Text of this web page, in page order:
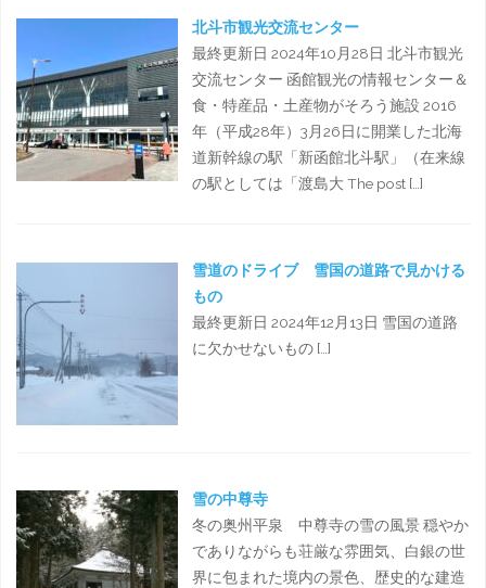
北斗市観光交流センター
最終更新日 2024年10月28日 北斗市観光
交流センター 函館観光の情報センター＆
食・特産品・土産物がそろう施設 2016
年（平成28年）3月26日に開業した北海
道新幹線の駅「新函館北斗駅」（在来線
の駅としては「渡島大 The post […]
雪道のドライブ 雪国の道路で見かける
もの
最終更新日 2024年12月13日 雪国の道路
に欠かせないもの […]
雪の中尊寺
冬の奥州平泉 中尊寺の雪の風景 穏やか
でありながらも荘厳な雰囲気、白銀の世
界に包まれた境内の景色、歴史的な建造